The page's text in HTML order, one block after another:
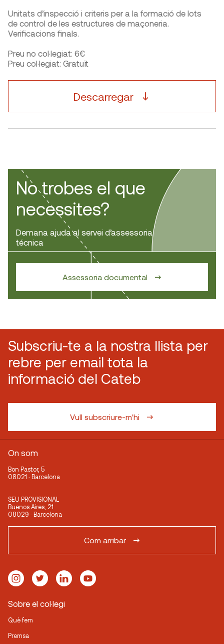
Unitats d’inspecció i criteris per a la formació de lots
de control de les estructures de maçoneria.
Verificacions finals.
Preu no col·legiat: 6€
Preu col·legiat: Gratuït
Descarregar
No trobes el que
necessites?
Demana ajuda al servei d’assessoria
técnica
Assessoria documental
Subscriu-te a la nostra llista per
rebre per email tota la
informació del Cateb
Vull subscriure-m'hi
On som
Bon Pastor, 5
08021 · Barcelona
SEU PROVISIONAL
Buenos Aires, 21
08029 · Barcelona
Com arribar
Sobre el col·legi
Què fem
Premsa